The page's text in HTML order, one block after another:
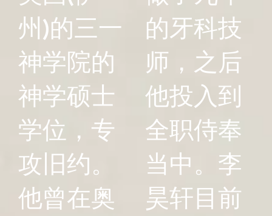
州)的三一
神学院的
神学硕士
学位，专
攻旧约。
他曾在奥
的牙科技
师，之后
他投入到
全职侍奉
当中。李
昊轩目前